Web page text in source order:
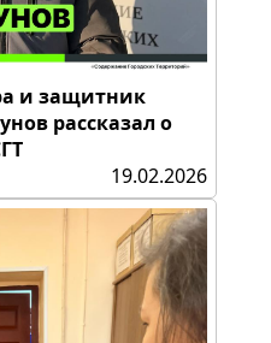
и защитник
рассказал о
19.02.2026